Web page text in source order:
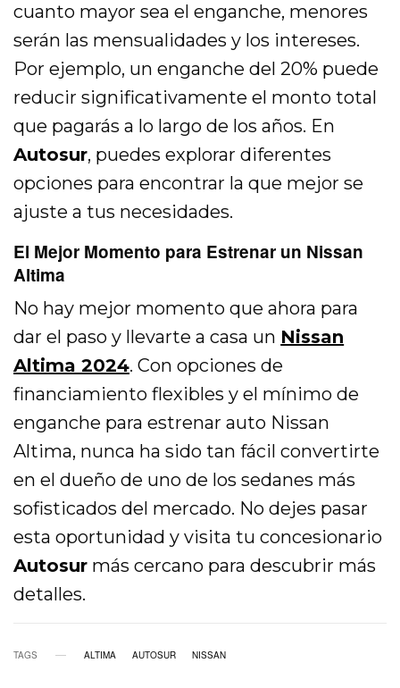
cuanto mayor sea el enganche, menores
serán las mensualidades y los intereses.
Por ejemplo, un enganche del 20% puede
reducir significativamente el monto total
que pagarás a lo largo de los años. En
Autosur, puedes explorar diferentes
opciones para encontrar la que mejor se
ajuste a tus necesidades.
El Mejor Momento para Estrenar un Nissan
Altima
No hay mejor momento que ahora para
dar el paso y llevarte a casa un Nissan
Altima 2024. Con opciones de
financiamiento flexibles y el mínimo de
enganche para estrenar auto Nissan
Altima, nunca ha sido tan fácil convertirte
en el dueño de uno de los sedanes más
sofisticados del mercado. No dejes pasar
esta oportunidad y visita tu concesionario
Autosur más cercano para descubrir más
detalles.
TAGS ALTIMA AUTOSUR NISSAN